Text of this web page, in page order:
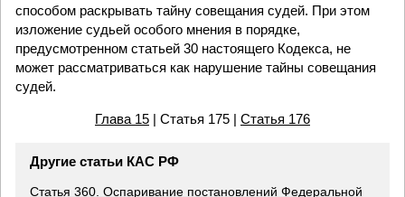
способом раскрывать тайну совещания судей. При этом
изложение судьей особого мнения в порядке,
предусмотренном статьей 30 настоящего Кодекса, не
может рассматриваться как нарушение тайны совещания
судей.
Глава 15| Статья 175 | Статья 176
Другие статьи КАС РФ
Статья 360. Оспаривание постановлений Федеральной